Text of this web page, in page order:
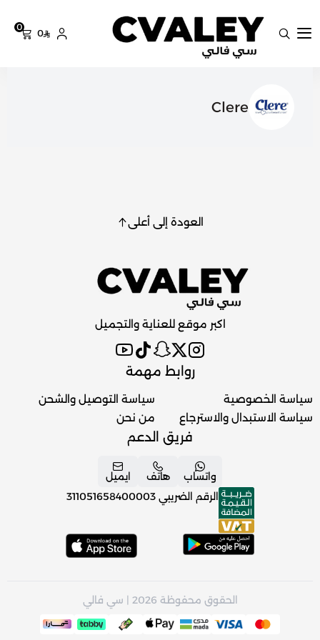
سي فالي
0
0
Clere
العودة إلى أعلى
اكبر موقع للعناية والتجميل
روابط مهمة
سياسة الخصوصية
سياسة الاستبدال والاسترجاع
سياسة التوصيل والشحن
من نحن
فريق الدعم
واتساب هاتف
ايميل
الرقم الضريبي 311051658400003
الحقوق محفوظة 2026 | سي فالي